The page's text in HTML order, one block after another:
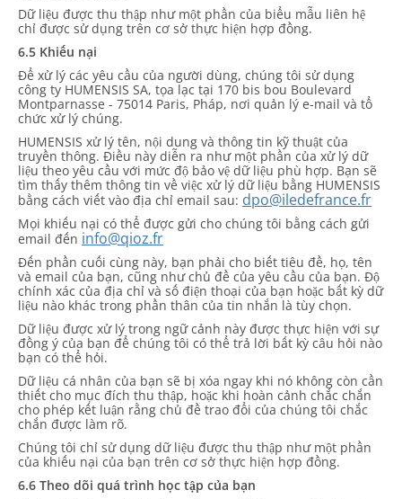
Dữ liệu được thu thập như một phần của biểu mẫu liên hệ
chỉ được sử dụng trên cơ sở thực hiện hợp đồng.
6.5 Khiếu nại
Để xử lý các yêu cầu của người dùng, chúng tôi sử dụng
công ty HUMENSIS SA, tọa lạc tại 170 bis bou Boulevard
Montparnasse - 75014 Paris, Pháp, nơi quản lý e-mail và tổ
chức xử lý chúng.
HUMENSIS xử lý tên, nội dung và thông tin kỹ thuật của
truyền thông. Điều này diễn ra như một phần của xử lý dữ
liệu theo yêu cầu với mức độ bảo vệ dữ liệu phù hợp. Bạn sẽ
tìm thấy thêm thông tin về việc xử lý dữ liệu bằng HUMENSIS
bằng cách viết vào địa chỉ email sau: dpo@iledefrance.fr
Mọi khiếu nại có thể được gửi cho chúng tôi bằng cách gửi
email đến info@qioz.fr
Đến phần cuối cùng này, bạn phải cho biết tiêu đề, họ, tên
và email của bạn, cũng như chủ đề của yêu cầu của bạn. Độ
chính xác của địa chỉ và số điện thoại của bạn hoặc bất kỳ dữ
liệu nào khác trong phần thân của tin nhắn là tùy chọn.
Dữ liệu được xử lý trong ngữ cảnh này được thực hiện với sự
đồng ý của bạn để chúng tôi có thể trả lời bất kỳ câu hỏi nào
bạn có thể hỏi.
Dữ liệu cá nhân của bạn sẽ bị xóa ngay khi nó không còn cần
thiết cho mục đích thu thập, hoặc khi hoàn cảnh chắc chắn
cho phép kết luận rằng chủ đề trao đổi của chúng tôi chắc
chắn được làm rõ.
Chúng tôi chỉ sử dụng dữ liệu được thu thập như một phần
của khiếu nại của bạn trên cơ sở thực hiện hợp đồng.
6.6 Theo dõi quá trình học tập của bạn